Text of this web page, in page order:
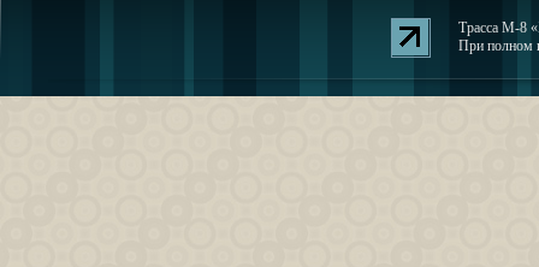
Трасса М-8
При полном